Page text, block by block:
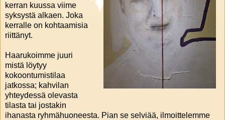
kerran kuussa viime
syksystä alkaen. Joka
kerralle on kohtaamisia
riittänyt.
Haarukoimme juuri
mistä löytyy
kokoontumistilaa
jatkossa; kahvilan
yhteydessä olevasta
tilasta tai jostakin
ihanasta ryhmähuoneesta. Pian se selviää, ilmoittelemme